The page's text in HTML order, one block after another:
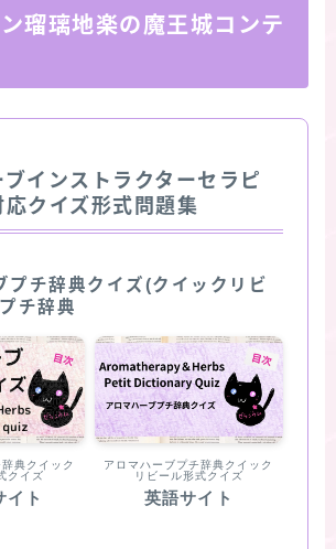
瑠璃地楽の魔王城コンテ
ブインストラクターセラピ
クイズ形式問題集
プチ辞典クイズ(クイックリビ
チ辞典
典クイック
クイズ
イト
アロマハーブプチ辞典クイック
リビール形式クイズ
英語サイト